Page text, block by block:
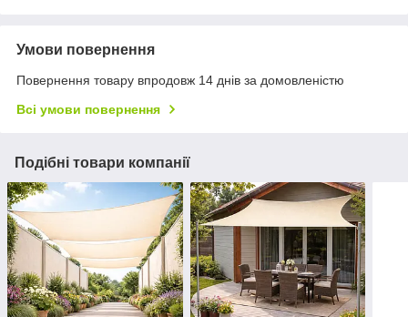
Умови повернення
Повернення товару впродовж 14 днів за домовленістю
Всі умови повернення
Подібні товари компанії